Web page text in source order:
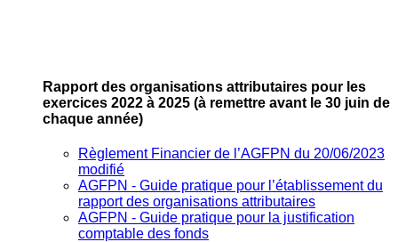
Rapport des organisations attributaires pour les
exercices 2022 à 2025 (à remettre avant le 30 juin de
chaque année)
Règlement Financier de l’AGFPN du 20/06/2023
modifié
AGFPN ‐ Guide pratique pour l’établissement du
rapport des organisations attributaires
AGFPN ‐ Guide pratique pour la justification
comptable des fonds